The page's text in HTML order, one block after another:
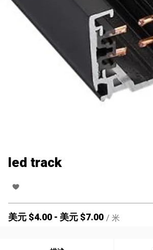
led track
美元 $4.00 - 美元 $7.00 / 米